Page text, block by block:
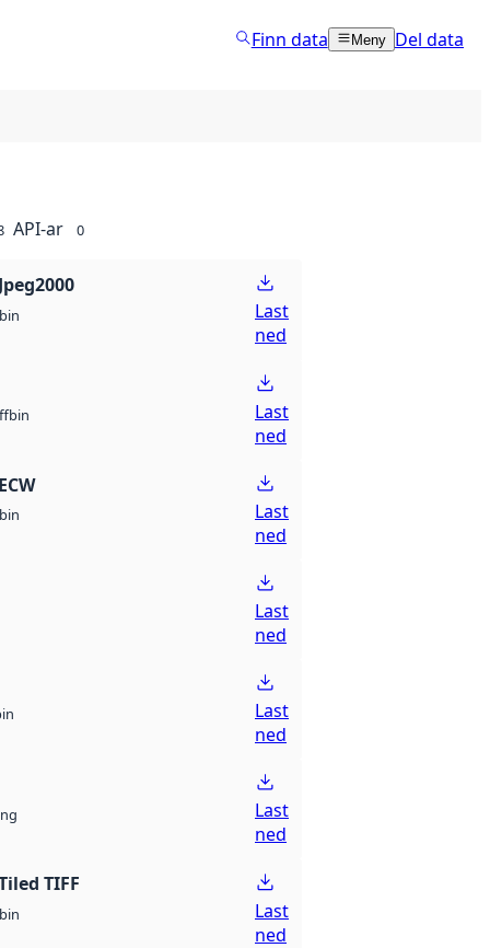
Finn data Meny Del data
API-ar 0
bin
Last
ned
bin
Last
ned
bin
Last
ned
Last
ned
Last
ned
Last
ned
TIFF
bin
Last
ned